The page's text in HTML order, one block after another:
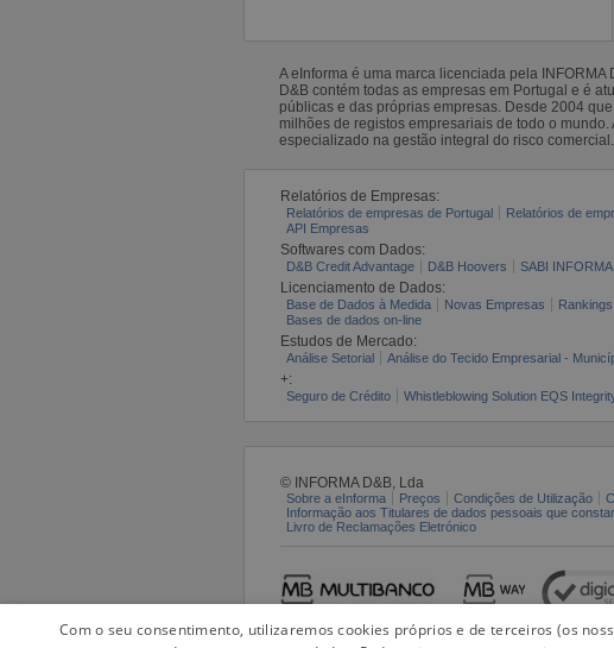
A eInforma é uma marca licenciada pela
D&B contém todas as empresas em Portugal e é
públicas e das próprias empresas. Desde 2004
milhões de registos empresariais de todo o mundo.
especializado na gestão integral do risco comercial.
Relatórios de Empresas:
Relatórios de empresas de Portugal Relatórios de
API Empresas
Softwares com Dados:
D&B Credit Advantage D&B Hoovers SABI INFORMA
Licenciamento de Dados:
Base de Dados à Medida Novas Empresas Rankings
Bases de dados on-line
Estudos de Mercado:
Análise Setorial Análise do Tecido Empresarial -
+:
Seguro de Crédito Whistleblowing Solution EQS
© INFORMA D&B, Lda
Sobre a eInforma Preços Condições de Utilização
Informação aos Titulares de dados pessoais que
Livro de Reclamações Eletrónico
Com o seu consentimento, utilizaremos cookies próprios e de terceiros (os